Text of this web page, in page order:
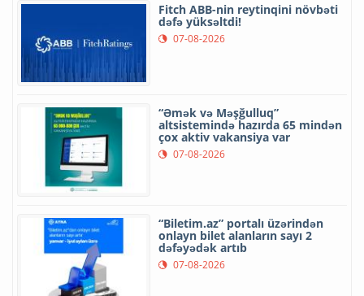
Fitch ABB-nin reytinqini növbəti
dəfə yüksəltdi!
07-08-2026
“Əmək və Məşğulluq”
altsistemində hazırda 65 mindən
çox aktiv vakansiya var
07-08-2026
“Biletim.az” portalı üzərindən
onlayn bilet alanların sayı 2
dəfəyədək artıb
07-08-2026